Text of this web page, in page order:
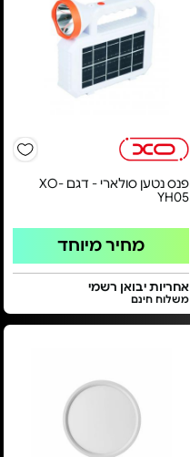
פנס נטען סולארי - דגם XO-
YH05
מחיר מיוחד
אחריות יבואן רשמי
משלוח חינם